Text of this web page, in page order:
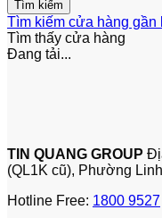
Tìm kiếm cửa hàng gần
Tìm thấy cửa hàng
Đang tải...
TIN QUANG GROUP
(QL1K cũ), Phường
Hotline Free: 1800 9527